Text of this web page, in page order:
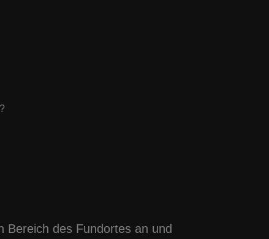
Bereich des Fundortes an und